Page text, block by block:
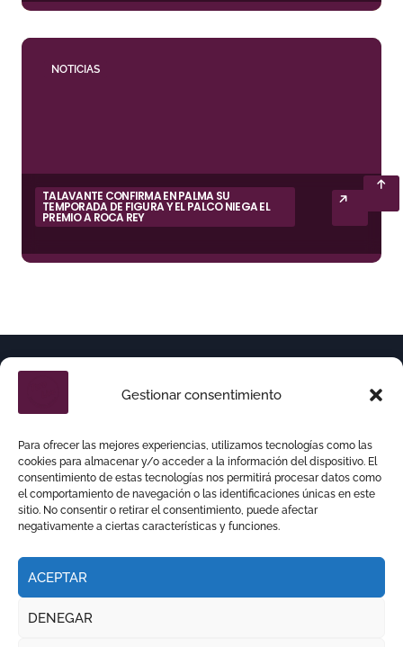
Gestionar consentimiento
Para ofrecer las mejores experiencias, utilizamos tecnologías como las
cookies para almacenar y/o acceder a la información del dispositivo. El
consentimiento de estas tecnologías nos permitirá procesar datos como
el comportamiento de navegación o las identificaciones únicas en este
sitio. No consentir o retirar el consentimiento, puede afectar
negativamente a ciertas características y funciones.
ACEPTAR
DENEGAR
NOTICIAS
TALAVANTE CONFIRMA EN PALMA SU
TEMPORADA DE FIGURA Y EL PALCO NIEGA EL
PREMIO A ROCA REY